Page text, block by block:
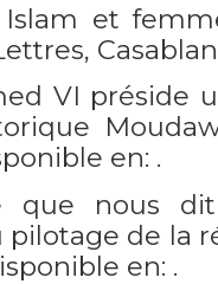
Islam et
VI préside
en: .
que nous
pilotage de la
en: .